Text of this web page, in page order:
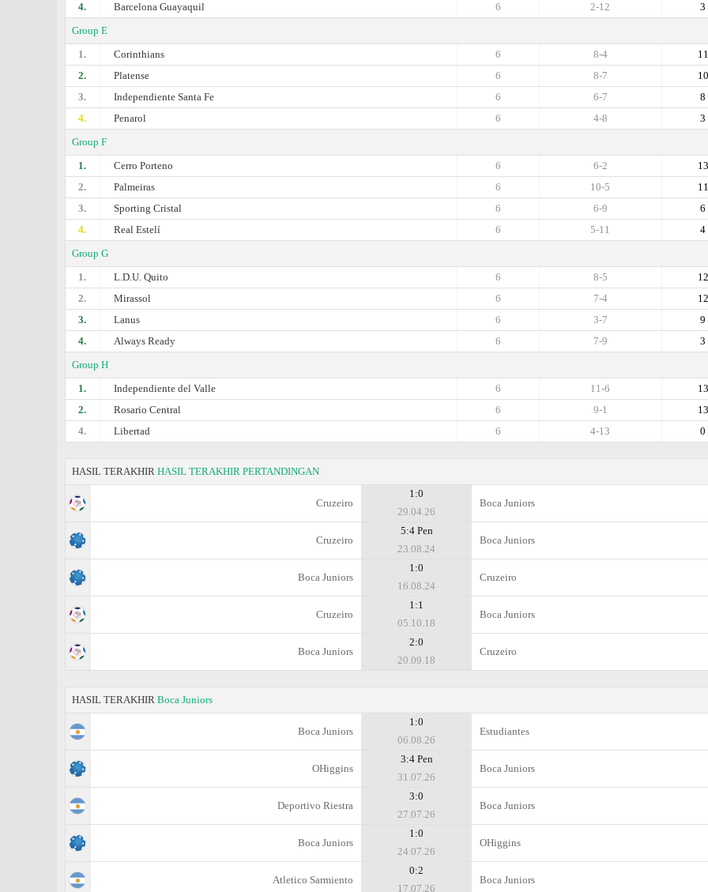
4.
Barcelona Guayaquil 3
2-12
6
Group E
1.
Corinthians 11
8-4
6
2.
Platense 10
8-7
6
3.
Independiente Santa Fe 8
6-7
6
4.
Penarol 3
4-8
6
Group F
1.
Cerro Porteno 13
6-2
6
2.
Palmeiras 11
10-5
6
3.
Sporting Cristal 6
6-9
6
4.
Real Estelí 4
5-11
6
Group G
1.
L.D.U. Quito 12
8-5
6
2.
Mirassol 12
7-4
6
3.
Lanus 9
3-7
6
4.
Always Ready 3
7-9
6
Group H
1.
Independiente del Valle 13
11-6
6
2.
Rosario Central 13
9-1
6
4.
Libertad 0
4-13
6
HASIL TERAKHIR HASIL TERAKHIR PERTANDINGAN
Cruzeiro
1:0
29.04.26
Boca Juniors
Cruzeiro
5:4 Pen
23.08.24
Boca Juniors
Boca Juniors
1:0
16.08.24
Cruzeiro
Cruzeiro
1:1
05.10.18
Boca Juniors
Boca Juniors
2:0
20.09.18
Cruzeiro
HASIL TERAKHIR Boca Juniors
Boca Juniors
1:0
06.08.26
Estudiantes
OHiggins
3:4 Pen
31.07.26
Boca Juniors
Deportivo Riestra
3:0
27.07.26
Boca Juniors
Boca Juniors
1:0
24.07.26
OHiggins
Atletico Sarmiento
0:2
17.07.26
Boca Juniors